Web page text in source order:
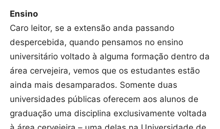
Ensino
Caro leitor, se a extensão anda passando
despercebida, quando pensamos no ensino
universitário voltado à alguma formação dentro da
área cervejeira, vemos que os estudantes estão
ainda mais desamparados. Somente duas
universidades públicas oferecem aos alunos de
graduação uma disciplina exclusivamente voltada